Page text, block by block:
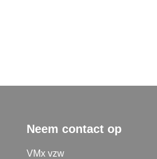
Neem contact op
VMx vzw